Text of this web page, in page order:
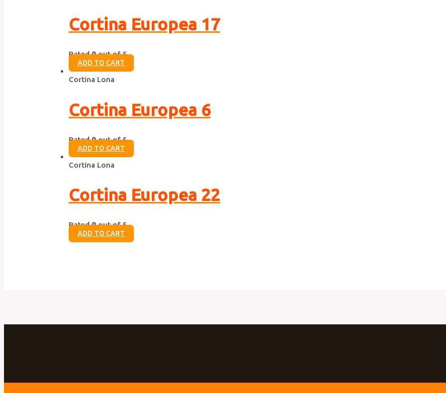
Cortina Europea 17
Rated0out of 5
ADD TO CART
Cortina Lona
Cortina Europea 6
Rated0out of 5
ADD TO CART
Cortina Lona
Cortina Europea 22
Rated0out of 5
ADD TO CART